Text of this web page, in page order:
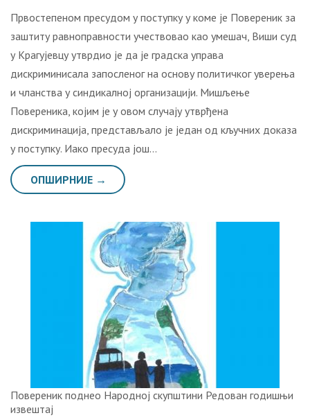
Првостепеном пресудом у поступку у коме је Повереник за
заштиту равноправности учествовао као умешач, Виши суд
у Крагујевцу утврдио је да је градска управа
дискриминисала запосленог на основу политичког уверења
и чланства у синдикалној организацији. Мишљење
Повереника, којим је у овом случају утврђена
дискриминација, представљало је један од кључних доказа
у поступку. Иако пресуда још…
ОПШИРНИЈЕ →
Повереник поднео Народној скупштини Редован годишњи
извештај